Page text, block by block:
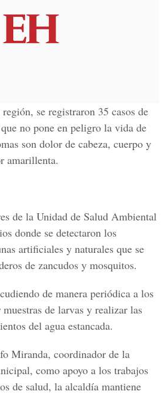
se registraron 35 casos de
no pone en peligro la vida de
son dolor de cabeza, cuerpo y
amarillenta.
de la Unidad de Salud Ambiental
donde se detectaron los
artificiales y naturales que se
de zancudos y mosquitos.
de manera periódica a los
de larvas y realizar las
del agua estancada.
Miranda, coordinador de la
como apoyo a los trabajos
de salud, la alcaldía mantiene